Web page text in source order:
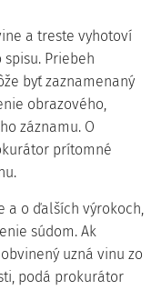
a treste vyhotoví
Priebeh
byť zaznamenaný
obrazového,
záznamu. O
prítomné
a o ďalších výrokoch,
súdom. Ak
uzná vinu zo
podá prokurátor